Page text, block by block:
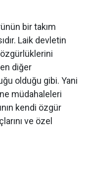
bir takım
Laik devletin
diğer
olduğu gibi. Yani
müdahaleleri
kendi özgür
ve özel